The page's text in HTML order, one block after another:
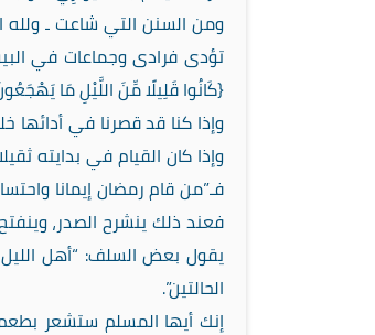
ومن السنن التي شاعت ـ ولله
تؤدى فرادى وجماعات في
{كَانُوا قَلِيلًا مِّنَ اللَّيْلِ مَا يَهْجَعُونَ (17)}
وإذا كنا قد قصرنا في أدائها
وإذا كان القيام في بدايته
فـ”من قام رمضان إيمانا
فعند ذلك ينشرح الصدر،
يقول بعض السلف: “أهل
الحالتين”.
إنك أيها المسلم ستشعر بطعم